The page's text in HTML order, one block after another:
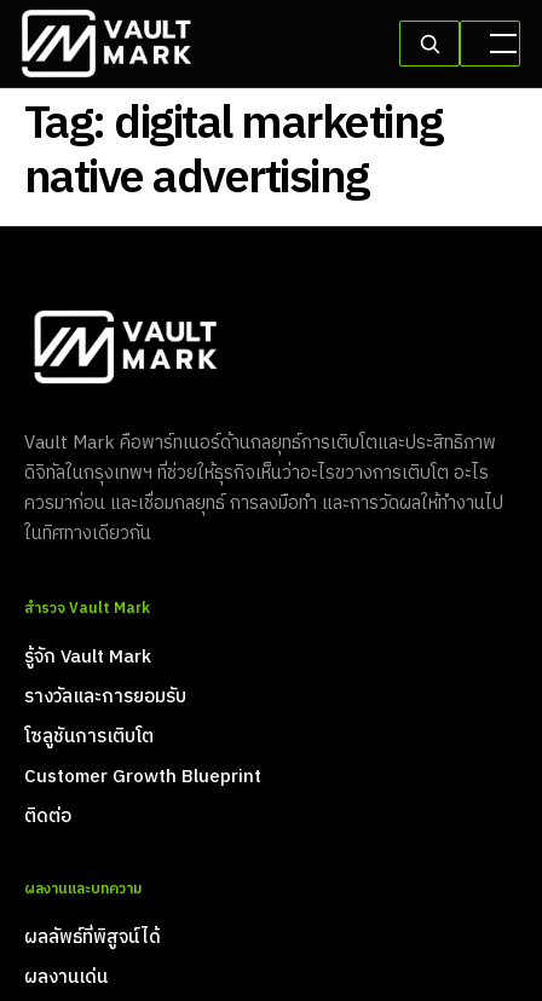
Tag:digital marketing
native advertising
Vault Mark คือพาร์ทเนอร์ด้านกลยุทธ์การเติบโตและประสิทธิภาพ
ดิจิทัลในกรุงเทพฯ ที่ช่วยให้ธุรกิจเห็นว่าอะไรขวางการเติบโต อะไร
ควรมาก่อน และเชื่อมกลยุทธ์ การลงมือทำ และการวัดผลให้ทำงานไป
ในทิศทางเดียวกัน
สำรวจ Vault Mark
รู้จัก Vault Mark
รางวัลและการยอมรับ
โซลูชันการเติบโต
Customer Growth Blueprint
ติดต่อ
ผลงานและบทความ
ผลลัพธ์ที่พิสูจน์ได้
ผลงานเด่น